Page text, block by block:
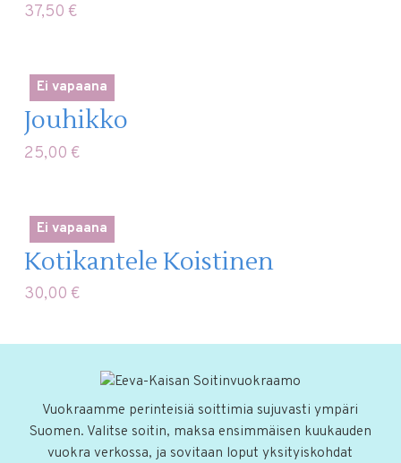
37,50 €
Ei vapaana
Jouhikko
25,00 €
Ei vapaana
Kotikantele Koistinen
30,00 €
Vuokraamme perinteisiä soittimia sujuvasti ympäri
Suomen. Valitse soitin, maksa ensimmäisen kuukauden
vuokra verkossa, ja sovitaan loput yksityiskohdat